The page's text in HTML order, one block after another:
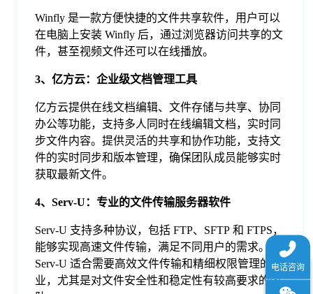
Winfly 是一款方便快捷的文件共享软件，用户可以
在电脑上安装 Winfly 后，通过浏览器访问共享的文
件，甚至视频文件还可以在线播放。
3、亿方云：企业级文档管理工具
亿方云提供在线文档编辑、文件存储与共享、协同
办公等功能，支持多人同时在线编辑文档，实时同
步文件内容。提供灵活的共享和协作功能，支持文
件的实时同步和版本管理，确保团队成员能够实时
获取最新文件。
4、Serv-U：专业的文件传输服务器软件
Serv-U 支持多种协议，包括 FTP、SFTP 和 FTPS，
能够实现高速文件传输，满足不同用户的需求。
Serv-U 适合需要高效文件传输和精细权限管理的企
业，尤其是对文件安全性和稳定性有较高要求的团